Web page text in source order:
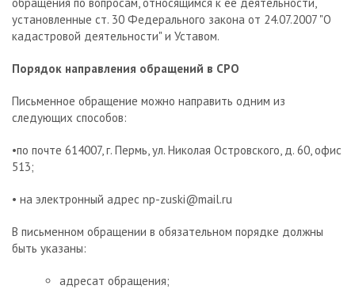
установленные ст. 30 Федерального закона от 24.07.2007 "О
кадастровой деятельности" и Уставом.
Порядок направления обращений в СРО
Письменное обращение можно направить одним из
следующих способов:
•по почте 614007, г. Пермь, ул. Николая Островского, д. 60, офис
513;
• на электронный адрес np-zuski@mail.ru
В письменном обращении в обязательном порядке должны
быть указаны:
адресат обращения;